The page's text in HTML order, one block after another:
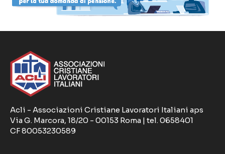
Acli - Associazioni Cristiane Lavoratori Italiani aps
Via G. Marcora, 18/20 - 00153 Roma | tel. 0658401
CF 80053230589